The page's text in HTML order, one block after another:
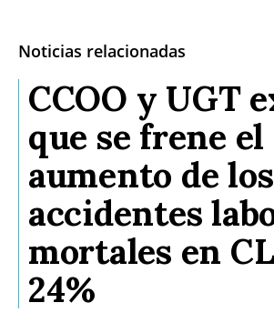
Noticias relacionadas
CCOO y UGT
que se frene el
aumento de los
accidentes
mortales en
24%